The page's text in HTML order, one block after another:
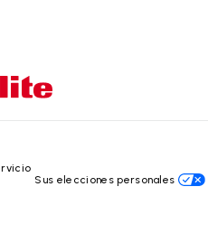
Sus elecciones personales